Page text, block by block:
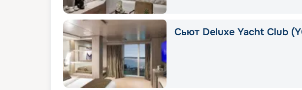
Сьют Deluxe Yacht Club